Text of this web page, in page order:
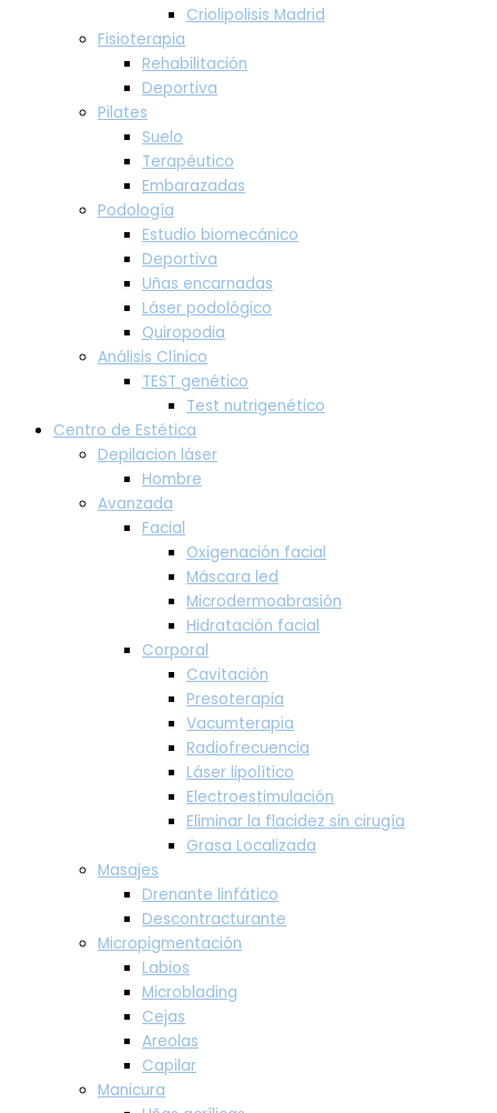
Criolipolisis Madrid
Fisioterapia
Rehabilitación
Deportiva
Pilates
Suelo
Terapéutico
Embarazadas
Podología
Estudio biomecánico
Deportiva
Uñas encarnadas
Láser podológico
Quiropodia
Análisis Clínico
TEST genético
Test nutrigenético
Centro de Estética
Depilacion láser
Hombre
Avanzada
Facial
Oxigenación facial
Máscara led
Microdermoabrasión
Hidratación facial
Corporal
Cavitación
Presoterapia
Vacumterapia
Radiofrecuencia
Láser lipolítico
Electroestimulación
Eliminar la flacidez sin cirugía
Grasa Localizada
Masajes
Drenante linfático
Descontracturante
Micropigmentación
Labios
Microblading
Cejas
Areolas
Capilar
Manicura